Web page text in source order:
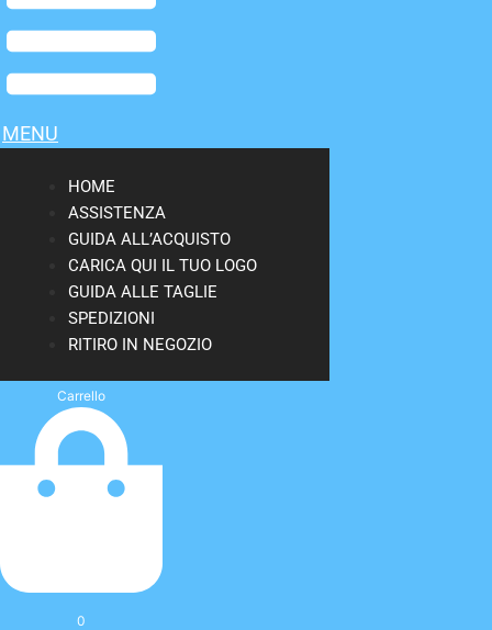
MENU
HOME
ASSISTENZA
GUIDA ALL’ACQUISTO
CARICA QUI IL TUO LOGO
GUIDA ALLE TAGLIE
SPEDIZIONI
RITIRO IN NEGOZIO
Carrello
0